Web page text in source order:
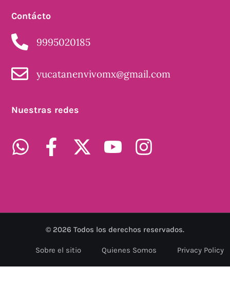
Contácto
9995020185
yucatanenvivomx@gmail.com
Nuestras redes
© 2026 Todos los derechos reservados.
Sobre el sitio Quienes Somos Privacy Policy